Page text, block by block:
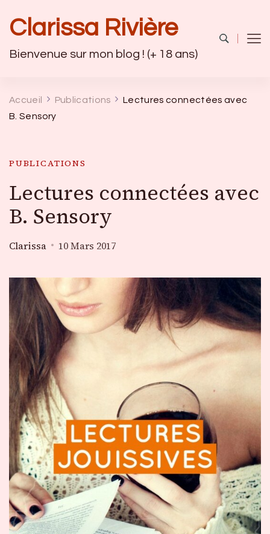
Clarissa Rivière
Bienvenue sur mon blog ! (+ 18 ans)
Accueil Publications
Lectures connectées avec
B. Sensory
PUBLICATIONS
Lectures connectées avec
B. Sensory
Clarissa 10 Mars 2017